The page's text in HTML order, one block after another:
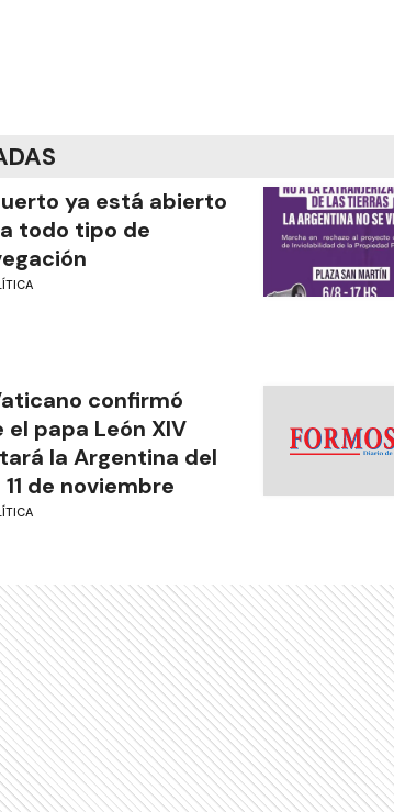
ya está abierto
todo tipo de
confirmó
el papa León XIV
la Argentina del
11 de noviembre